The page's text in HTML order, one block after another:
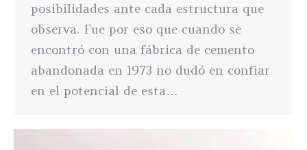
posibilidades ante cada estructura que
observa. Fue por eso que cuando se
encontró con una fábrica de cemento
abandonada en 1973 no dudó en confiar
en el potencial de esta…